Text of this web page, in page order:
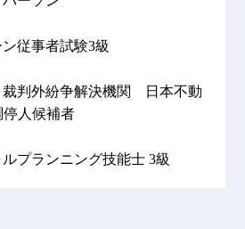
従事者試験3級
判外紛争解決機関 日本不動
人候補者
プランニング技能士 3級